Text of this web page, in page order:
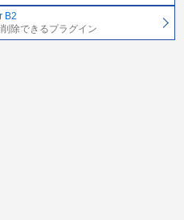
B2
除できるプラグイン